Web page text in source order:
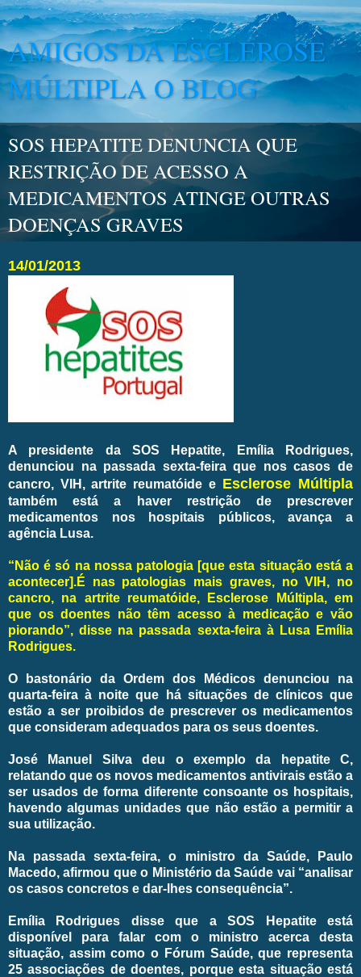
AMIGOS DA ESCLEROSE
MÚLTIPLA O BLOG
SOS HEPATITE DENUNCIA QUE
RESTRIÇÃO DE ACESSO A
MEDICAMENTOS ATINGE OUTRAS
DOENÇAS GRAVES
14/01/2013
A presidente da SOS Hepatite, Emília Rodrigues,
denunciou na passada sexta-feira que nos casos de
cancro, VIH, artrite reumatóide eEsclerose Múltipla
também está a haver restrição de prescrever
medicamentos nos hospitais públicos, avança a
agência Lusa.
“Não é só na nossa patologia [que esta situação está a
acontecer].É nas patologias mais graves, no VIH, no
cancro, na artrite reumatóide, Esclerose Múltipla, em
que os doentes não têm acesso à medicação e vão
piorando”, disse na passada sexta-feira à Lusa Emília
Rodrigues.
O bastonário da Ordem dos Médicos denunciou na
quarta-feira à noite que há situações de clínicos que
estão a ser proibidos de prescrever os medicamentos
que consideram adequados para os seus doentes.
José Manuel Silva deu o exemplo da hepatite C,
relatando que os novos medicamentos antivirais estão a
ser usados de forma diferente consoante os hospitais,
havendo algumas unidades que não estão a permitir a
sua utilização.
Na passada sexta-feira, o ministro da Saúde, Paulo
Macedo, afirmou que o Ministério da Saúde vai “analisar
os casos concretos e dar-lhes consequência”.
Emília Rodrigues disse que a SOS Hepatite está
disponível para falar com o ministro acerca desta
situação, assim como o Fórum Saúde, que representa
25 associações de doentes, porque esta situação está